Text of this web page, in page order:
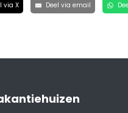
via X Deel via email